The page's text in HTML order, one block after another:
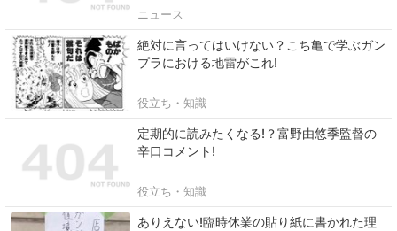
ニュース
絶対に言ってはいけない？こち亀で学ぶガン
プラにおける地雷がこれ!
役立ち・知識
定期的に読みたくなる!？富野由悠季監督の
辛口コメント!
役立ち・知識
ありえない!臨時休業の貼り紙に書かれた理